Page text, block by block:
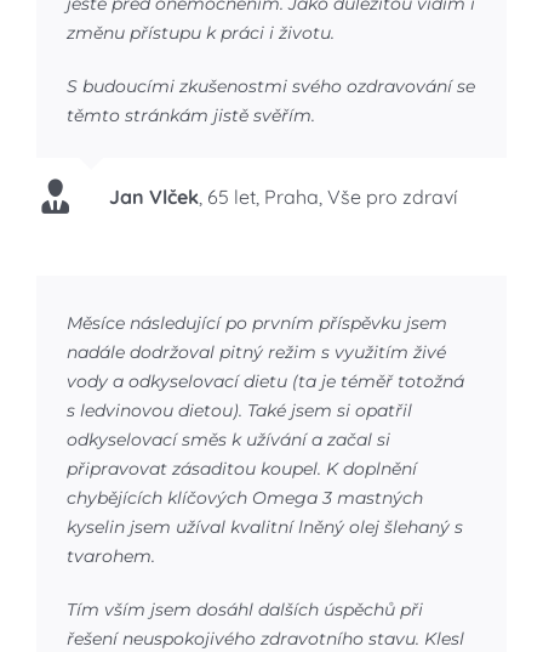
změnu přístupu k práci i životu.
S budoucími zkušenostmi svého ozdravování se
těmto stránkám jistě svěřím.
Jan Vlček, 65 let, Praha, Vše pro zdraví
Měsíce následující po prvním příspěvku jsem
nadále dodržoval pitný režim s využitím živé
vody a odkyselovací dietu (ta je téměř totožná
s ledvinovou dietou). Také jsem si opatřil
odkyselovací směs k užívání a začal si
připravovat zásaditou koupel. K doplnění
chybějících klíčových Omega 3 mastných
kyselin jsem užíval kvalitní lněný olej šlehaný s
tvarohem.
Tím vším jsem dosáhl dalších úspěchů při
řešení neuspokojivého zdravotního stavu. Klesl